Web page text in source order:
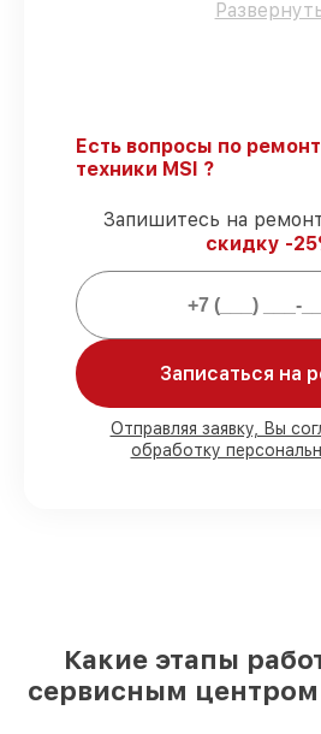
Оригинальные детали
Выполнение работ
гарантируем
Сервис с гарантией–
официальное
сопровождение после
Мы гарантируем:
80%работ в вашем
90%комплектующих
плат на складе или
Есть вопросы по
техники MSI ?
Запишитесь на
скидку -
Записаться на
Отправляя заявку, Вы
обработку
Какие этапы
сервисным